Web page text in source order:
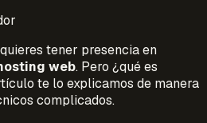
tener presencia en
web. Pero ¿qué es
te lo explicamos de manera
complicados.